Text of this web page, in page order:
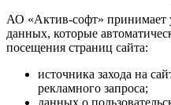
АО «Актив-софт» принимает
данных, которые
посещения страниц сайта:
источника захода на
рекламного запроса;
данных о